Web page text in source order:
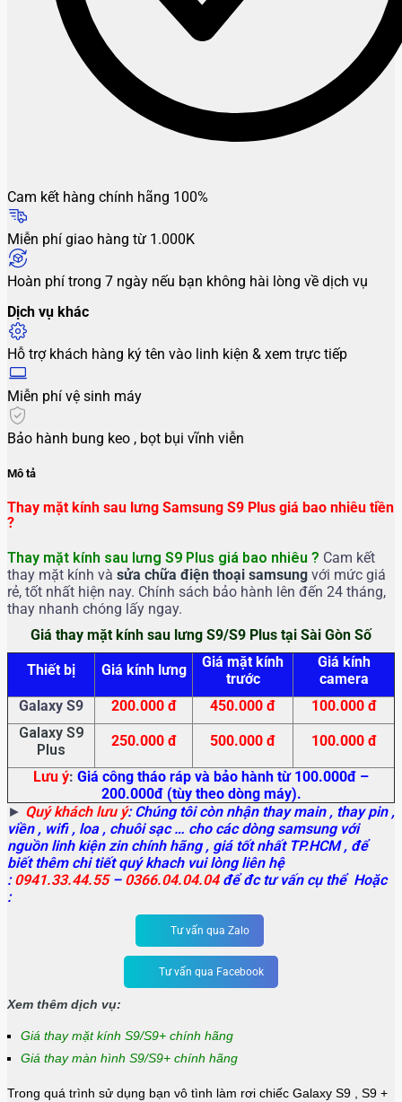
Cam kết hàng chính hãng 100%
Miễn phí giao hàng từ 1.000K
Hoàn phí trong 7 ngày nếu bạn không hài lòng về dịch vụ
Dịch vụ khác
Hỗ trợ khách hàng ký tên vào linh kiện & xem trực tiếp
Miễn phí vệ sinh máy
Bảo hành bung keo , bọt bụi vĩnh viễn
Mô tả
Thay mặt kính sau lưng Samsung S9 Plus giá bao nhiêu tiền
?
Thay mặt kính sau lưng S9 Plus giá bao nhiêu ? Cam kết
thay mặt kính và sửa chữa điện thoại samsung với mức giá
rẻ, tốt nhất hiện nay. Chính sách bảo hành lên đến 24 tháng,
thay nhanh chóng lấy ngay.
Giá thay mặt kính sau lưng S9/S9 Plus tại Sài Gòn Số
Thiết bị Giá kính lưng
Giá mặt kính
trước
Giá kính
camera
Galaxy S9
200.000 đ 450.000 đ
100.000 đ
Galaxy S9
Plus
250.000 đ 500.000 đ 100.000 đ
Lưu ý: Giá công tháo ráp và bảo hành từ 100.000đ –
200.000đ (tùy theo dòng máy).
► Quý khách lưu ý: Chúng tôi còn nhận thay main, thay pin ,
viền , wifi , loa , chuôi sạc … cho các dòng samsung với
nguồn linh kiện zin chính hãng , giá tốt nhất TP.HCM , để
biết thêm chi tiết quý khach vui lòng liên hệ
:0941.33.44.55– 0366.04.04.04để đc tư vấn cụ thể Hoặc
:
Tư vấn qua Zalo
Tư vấn qua Facebook
Xem thêm dịch vụ:
Giá thay mặt kính S9/S9+ chính hãng
Giá thay màn hình S9/S9+ chính hãng
Trong quá trình sử dụng bạn vô tình làm rơi chiếc Galaxy S9 , S9 +